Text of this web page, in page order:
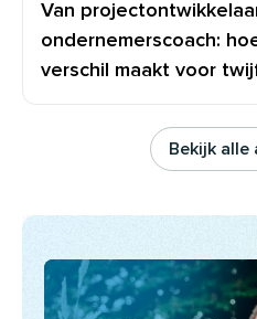
Van
ondernemerscoach:
verschil maakt voor
Bekijk alle